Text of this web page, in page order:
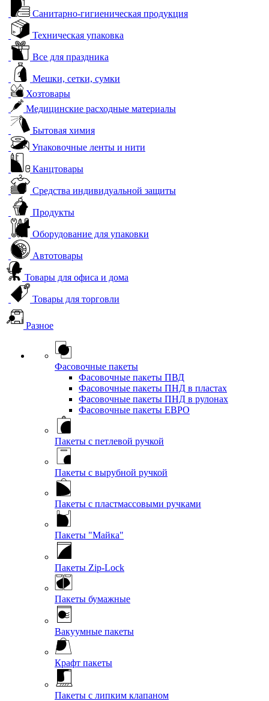
Санитарно-гигиеническая продукция
Техническая упаковка
Все для праздника
Мешки, сетки, сумки
Хозтовары
Медицинские расходные материалы
Бытовая химия
Упаковочные ленты и нити
Канцтовары
Средства индивидуальной защиты
Продукты
Оборудование для упаковки
Автотовары
Товары для офиса и дома
Товары для торговли
Разное
Фасовочные пакеты
Фасовочные пакеты ПВД
Фасовочные пакеты ПНД в пластах
Фасовочные пакеты ПНД в рулонах
Фасовочные пакеты ЕВРО
Пакеты с петлевой ручкой
Пакеты с вырубной ручкой
Пакеты с пластмассовыми ручками
Пакеты "Майка"
Пакеты Zip-Lock
Пакеты бумажные
Вакуумные пакеты
Крафт пакеты
Пакеты с липким клапаном